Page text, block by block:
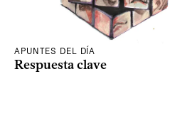
APUNTES DEL DÍA
Respuesta clave